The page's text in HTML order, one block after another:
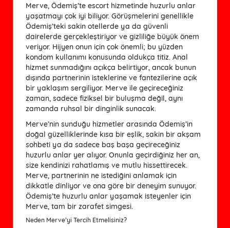
Merve, Ödemiş’te escort hizmetinde huzurlu anlar
yaşatmayı çok iyi biliyor. Görüşmelerini genellikle
Ödemiş’teki sakin otellerde ya da güvenli
dairelerde gerçekleştiriyor ve gizliliğe büyük önem
veriyor. Hijyen onun için çok önemli; bu yüzden
kondom kullanımı konusunda oldukça titiz. Anal
hizmet sunmadığını açıkça belirtiyor, ancak bunun
dışında partnerinin isteklerine ve fantezilerine açık
bir yaklaşım sergiliyor. Merve ile geçireceğiniz
zaman, sadece fiziksel bir buluşma değil, aynı
zamanda ruhsal bir dinginlik sunacak.
Merve’nin sunduğu hizmetler arasında Ödemiş’in
doğal güzelliklerinde kısa bir eşlik, sakin bir akşam
sohbeti ya da sadece baş başa geçireceğiniz
huzurlu anlar yer alıyor. Onunla geçirdiğiniz her an,
size kendinizi rahatlamış ve mutlu hissettirecek.
Merve, partnerinin ne istediğini anlamak için
dikkatle dinliyor ve ona göre bir deneyim sunuyor.
Ödemiş’te huzurlu anlar yaşamak isteyenler için
Merve, tam bir zarafet simgesi.
Neden Merve’yi Tercih Etmelisiniz?